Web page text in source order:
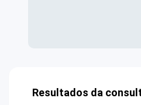
Resultados da